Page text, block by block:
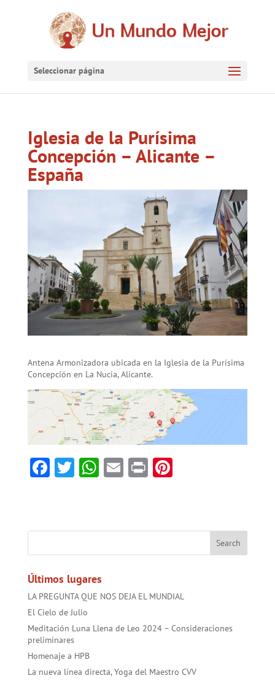
Seleccionar página
Iglesia de la Purísima
Concepción – Alicante –
España
Antena Armonizadora ubicada en la Iglesia de la Purísima
Concepción en La Nucia, Alicante.
F
b
T
er
W
sA
E
l
Pr Pi
es
Últimos lugares
LA PREGUNTA QUE NOS DEJA EL MUNDIAL
El Cielo de Julio
Meditación Luna Llena de Leo 2024 – Consideraciones
preliminares
Homenaje a HPB
La nueva línea directa, Yoga del Maestro CVV